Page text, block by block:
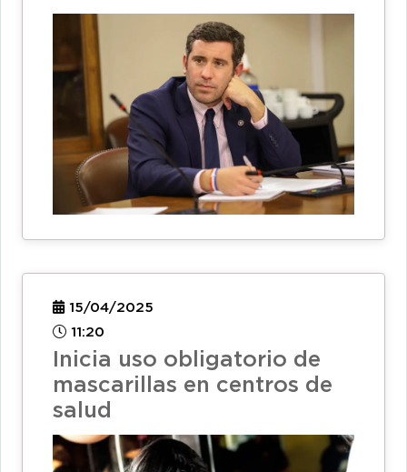
15/04/2025
11:20
Inicia uso obligatorio de
mascarillas en centros de
salud